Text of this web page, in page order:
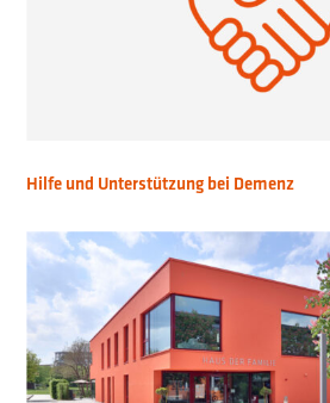
Hilfe und Unterstützung bei Demenz